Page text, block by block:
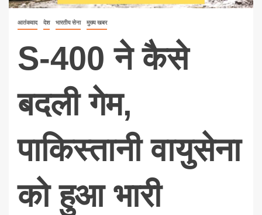
आतंकवाद देश भारतीय सेना मुख्य खबर
S-400 ने कैसे
बदली गेम,
पाकिस्तानी वायुसेना
को हुआ भारी